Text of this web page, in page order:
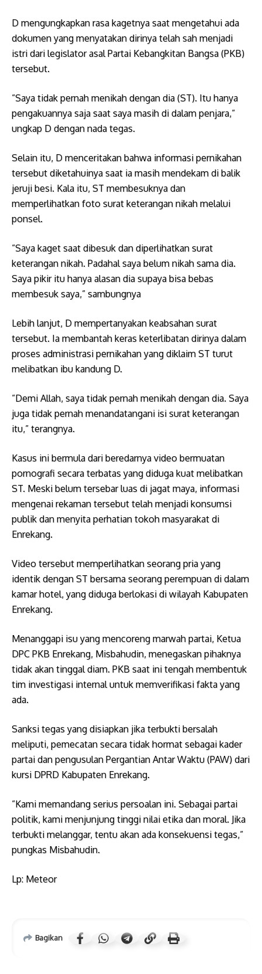
​D mengungkapkan rasa kagetnya saat mengetahui ada
dokumen yang menyatakan dirinya telah sah menjadi
istri dari legislator asal Partai Kebangkitan Bangsa (PKB)
tersebut.
​”Saya tidak pernah menikah dengan dia (ST). Itu hanya
pengakuannya saja saat saya masih di dalam penjara,”
ungkap D dengan nada tegas.
Selain itu, ​D menceritakan bahwa informasi pernikahan
tersebut diketahuinya saat ia masih mendekam di balik
jeruji besi. Kala itu, ST membesuknya dan
memperlihatkan foto surat keterangan nikah melalui
ponsel.
​”Saya kaget saat dibesuk dan diperlihatkan surat
keterangan nikah. Padahal saya belum nikah sama dia.
Saya pikir itu hanya alasan dia supaya bisa bebas
membesuk saya,” sambungnya
Lebih lanjut, D mempertanyakan keabsahan surat
tersebut. Ia membantah keras keterlibatan dirinya dalam
proses administrasi pernikahan yang diklaim ST turut
melibatkan ibu kandung D.
​”Demi Allah, saya tidak pernah menikah dengan dia. Saya
juga tidak pernah menandatangani isi surat keterangan
itu,” terangnya.
Kasus ini bermula dari beredarnya video bermuatan
pornografi secara terbatas yang diduga kuat melibatkan
ST. Meski belum tersebar luas di jagat maya, informasi
mengenai rekaman tersebut telah menjadi konsumsi
publik dan menyita perhatian tokoh masyarakat di
Enrekang.
​Video tersebut memperlihatkan seorang pria yang
identik dengan ST bersama seorang perempuan di dalam
kamar hotel, yang diduga berlokasi di wilayah Kabupaten
Enrekang.
Menanggapi isu yang mencoreng marwah partai, Ketua
DPC PKB Enrekang, Misbahudin, menegaskan pihaknya
tidak akan tinggal diam. PKB saat ini tengah membentuk
tim investigasi internal untuk memverifikasi fakta yang
ada.
Sanksi tegas yang disiapkan jika terbukti bersalah
meliputi, ​pemecatan secara tidak hormat sebagai kader
partai dan ​pengusulan Pergantian Antar Waktu (PAW) dari
kursi DPRD Kabupaten Enrekang.
​”Kami memandang serius persoalan ini. Sebagai partai
politik, kami menjunjung tinggi nilai etika dan moral. Jika
terbukti melanggar, tentu akan ada konsekuensi tegas,”
pungkas Misbahudin.
​Lp: Meteor
Bagikan